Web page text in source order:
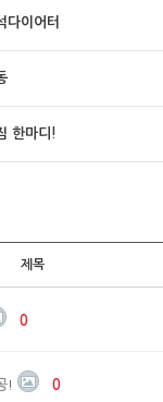
다이어터
한마디!
제목
0
! 0